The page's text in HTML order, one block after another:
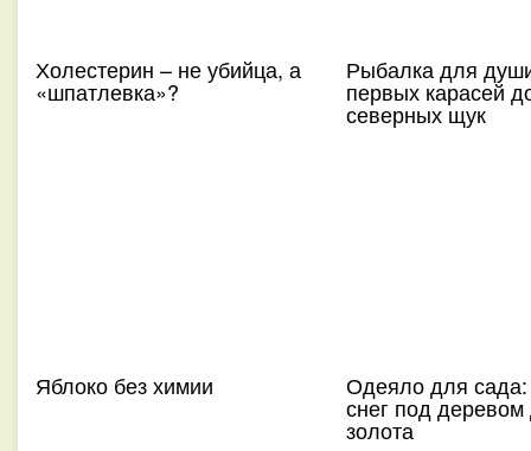
Холестерин – не убийца, а
«шпатлевка»?
Рыбалка для
первых карасей
северных щук
Яблоко без химии Одеяло для
снег под
золота